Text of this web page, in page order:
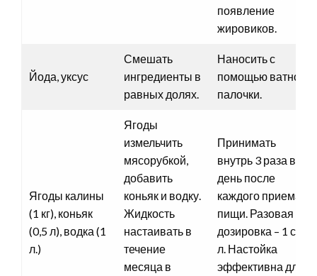
появление
жировиков.
Йода, уксус
Смешать
ингредиенты в
равных долях.
Наносить с
помощью ватной
палочки.
Ягоды калины
(1 кг), коньяк
(0,5 л), водка (1
л.)
Ягоды
измельчить
мясорубкой,
добавить
коньяк и водку.
Жидкость
настаивать в
течение
месяца в
Принимать
внутрь 3 раза в
день после
каждого приема
пищи. Разовая
дозировка – 1 ст.
л. Настойка
эффективна для